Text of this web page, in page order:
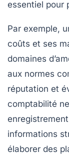
essentiel pour
Par exemple,
coûts et ses
domaines
aux normes
réputation et
comptabilité
informations
élaborer des